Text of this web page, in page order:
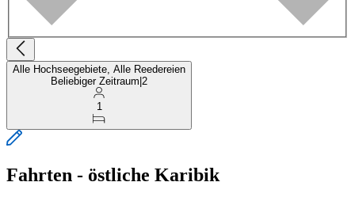
Alle Hochseegebiete, Alle Reedereien
Beliebiger Zeitraum 2
1
Fahrten - östliche Karibik